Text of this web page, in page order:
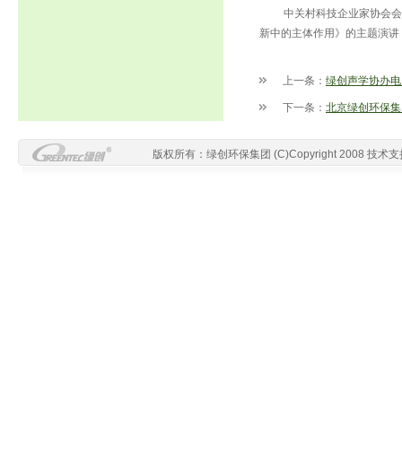
中关村科技企业家协会会
新中的主体作用》的主题演
上一条： 绿创声学协办
下一条： 北京绿创环保
版权所有：绿创环保集团 (C)Copyright 2008 技术支